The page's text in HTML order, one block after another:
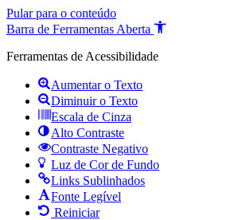
Pular para o conteúdo
Barra de Ferramentas Aberta
Ferramentas de Acessibilidade
Aumentar o Texto
Diminuir o Texto
Escala de Cinza
Alto Contraste
Contraste Negativo
Luz de Cor de Fundo
Links Sublinhados
Fonte Legível
Reiniciar